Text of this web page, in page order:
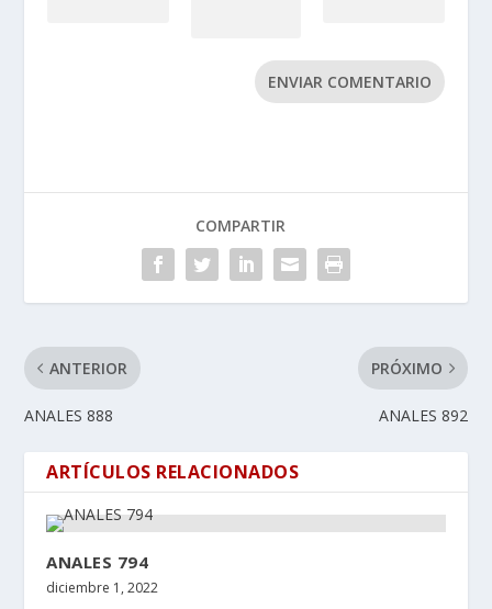
ENVIAR COMENTARIO
COMPARTIR
ANTERIOR
ANALES 888
PRÓXIMO
ANALES 892
ARTÍCULOS RELACIONADOS
ANALES 794
diciembre 1, 2022